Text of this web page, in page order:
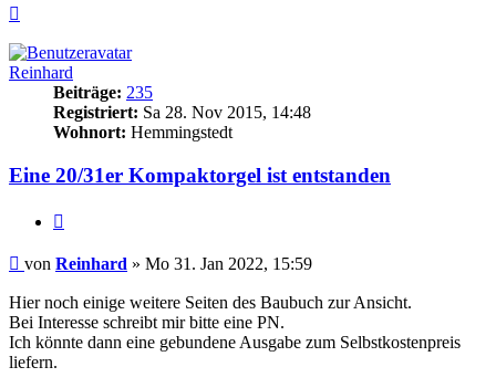
Reinhard
Beiträge: 235
Registriert: Sa 28. Nov 2015, 14:48
Wohnort: Hemmingstedt
Eine 20/31er Kompaktorgel ist entstanden
Beitrag
von Reinhard » Mo 31. Jan 2022, 15:59
Hier noch einige weitere Seiten des Baubuch zur Ansicht.
Bei Interesse schreibt mir bitte eine PN.
Ich könnte dann eine gebundene Ausgabe zum Selbstkostenpreis
liefern.